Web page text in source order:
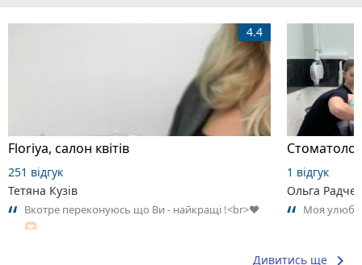
Floriya, салон квітів
4.4
251 відгук
Тетяна Кузів
Вкотре переконуюсь що Ви - найкращі !<br>♥️
🫶🏻
1 відгук
Ольга
Моя
Дивитись ще